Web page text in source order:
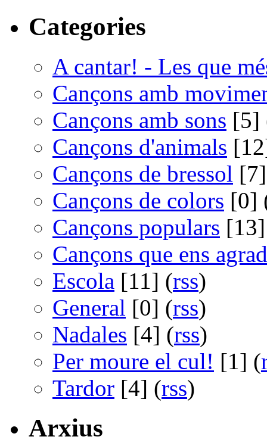
Categories
A cantar! - Les que
Cançons amb
Cançons amb sons [5]
Cançons d'animals
Cançons de bressol
Cançons de colors [0]
Cançons populars
Cançons que ens
Escola [11] (rss)
General [0] (rss)
Nadales [4] (rss)
Per moure el cul! [1] (
Tardor [4] (rss)
Arxius